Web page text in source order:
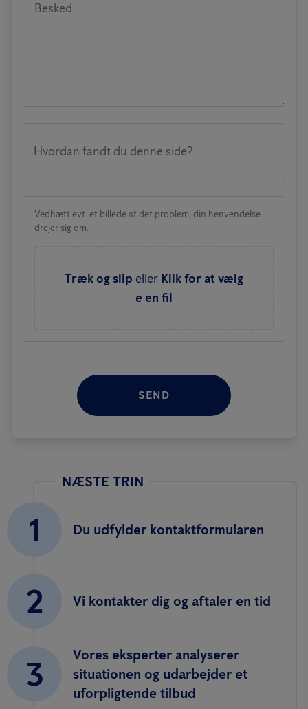
Besked
Hvordan fandt du denne side?
Vedhæft evt. et billede af det problem, din henvendelse
drejer sig om.
Træk og slip eller Klik for at vælg
e en fil
SEND
NÆSTE TRIN
1 Du udfylder kontaktformularen
2 Vi kontakter dig og aftaler en tid
3
Vores eksperter analyserer
situationen og udarbejder et
uforpligtende tilbud